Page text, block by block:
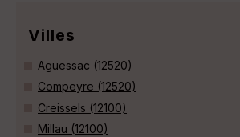
Villes
Aguessac (12520)
Compeyre (12520)
Creissels (12100)
Millau (12100)